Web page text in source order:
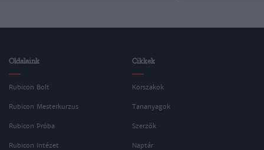
Oldalaink
Rubicon Bolt
Rubicon Mesterkurzus
Rubicon Próba
Rubicon Intézet
Cikkek
Korszakok
Tananyagok
Szerzők
Naptár